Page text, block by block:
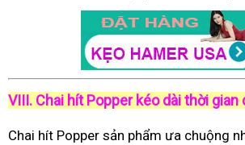
VIII. Chai hít Popper kéo dài thời gian
Chai hít Popper sản phẩm ưa chuộng